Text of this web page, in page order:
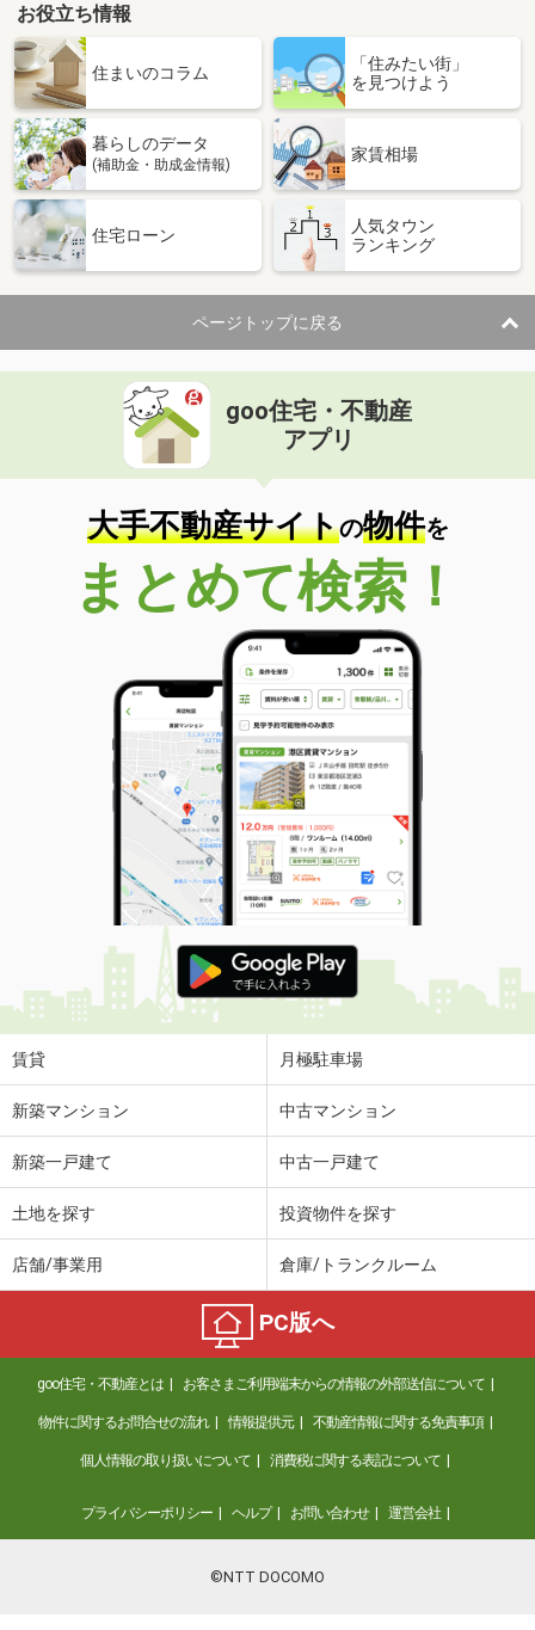
お役立ち情報
住まいのコラム
「住みたい街」
を見つけよう
暮らしのデータ
(補助金・助成金情報)
家賃相場
住宅ローン
人気タウン
ランキング
ページトップに戻る
goo住宅・不動産
アプリ
大手不動産サイトの物件を
まとめて検索！
賃貸 月極駐車場
新築マンション 中古マンション
新築一戸建て 中古一戸建て
土地を探す 投資物件を探す
店舗/事業用 倉庫/トランクルーム
PC版へ
goo住宅・不動産とは お客さまご利用端末からの情報の外部送信について
物件に関するお問合せの流れ 情報提供元 不動産情報に関する免責事項
個人情報の取り扱いについて 消費税に関する表記について
プライバシーポリシー ヘルプ お問い合わせ 運営会社
©NTT DOCOMO